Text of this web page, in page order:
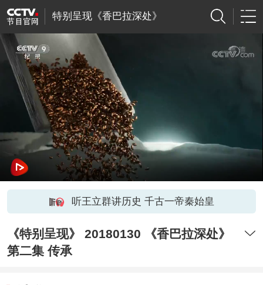
特别呈现《香巴拉深处》
听王立群讲历史 千古一帝秦始皇
《特别呈现》 20180130 《香巴拉深处》
第二集 传承